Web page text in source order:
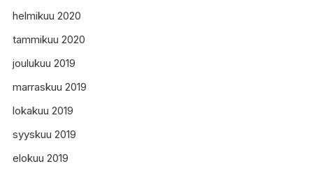
helmikuu 2020
tammikuu 2020
joulukuu 2019
marraskuu 2019
lokakuu 2019
syyskuu 2019
elokuu 2019